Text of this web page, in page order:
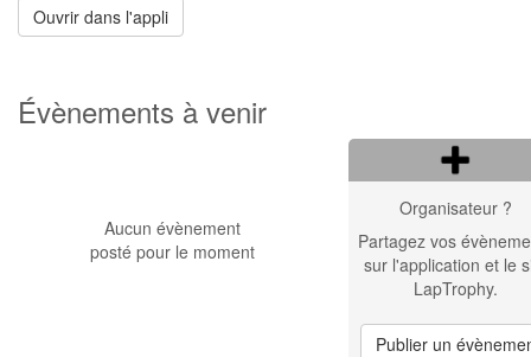
Ouvrir dans l'appli
Évènements à venir
Aucun évènement
posté pour le moment
Organisateur ?
Partagez vos
sur l'application et le
LapTrophy.
Publier un